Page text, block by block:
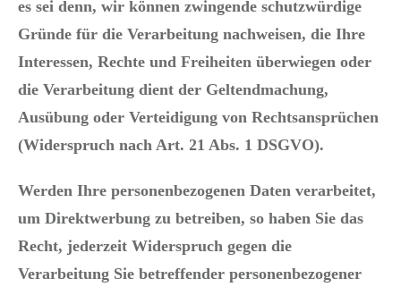
es sei denn, wir können zwingende schutzwürdige
Gründe für die Verarbeitung nachweisen, die Ihre
Interessen, Rechte und Freiheiten überwiegen oder
die Verarbeitung dient der Geltendmachung,
Ausübung oder Verteidigung von Rechtsansprüchen
(Widerspruch nach Art. 21 Abs. 1 DSGVO).
Werden Ihre personenbezogenen Daten verarbeitet,
um Direktwerbung zu betreiben, so haben Sie das
Recht, jederzeit Widerspruch gegen die
Verarbeitung Sie betreffender personenbezogener